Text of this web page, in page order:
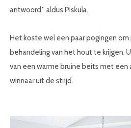
antwoord,” aldus Piskula.
Het koste wel een paar pogingen
behandeling van het hout te krijgen.
van een warme bruine beits met een
winnaar uit de strijd.